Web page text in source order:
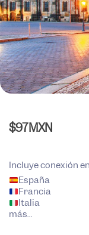
$97MXN
Incluye conexión
España
Francia
Italia
más…